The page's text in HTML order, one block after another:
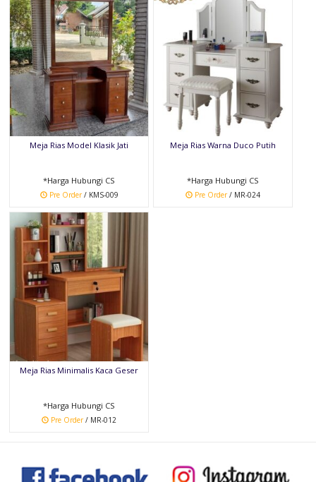
Meja Rias Model Klasik Jati
*Harga Hubungi CS
Pre Order/ KMS-009
Meja Rias Warna Duco Putih
*Harga Hubungi CS
Pre Order/ MR-024
Meja Rias Minimalis Kaca Geser
*Harga Hubungi CS
Pre Order/ MR-012